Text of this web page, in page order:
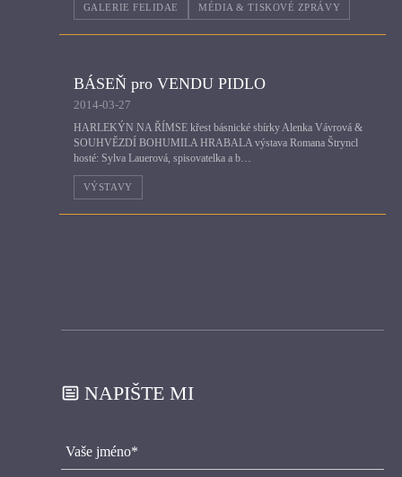
GALERIE FELIDAE MÉDIA & TISKOVÉ ZPRÁVY
BÁSEŇ pro VENDU PIDLO
2014-03-27
HARLEKÝN NA ŘÍMSE křest básnické sbírky Alenka Vávrová &
SOUHVĚZDÍ BOHUMILA HRABALA výstava Romana Štryncl
hosté: Sylva Lauerová, spisovatelka a b…
VÝSTAVY
NAPIŠTE MI